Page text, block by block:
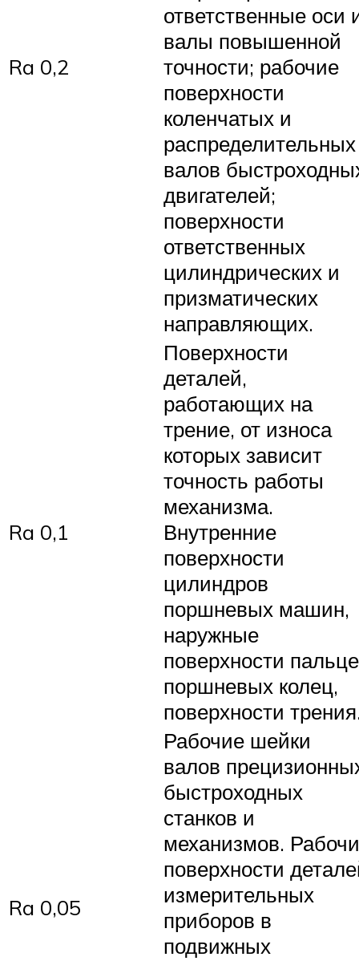
Ra 0,2
ответственные оси
валы повышенной
точности; рабочие
поверхности
коленчатых и
распределительных
валов
двигателей;
поверхности
ответственных
цилиндрических и
призматических
направляющих.
Ra 0,1
Поверхности
деталей,
работающих на
трение, от износа
которых зависит
точность работы
механизма.
Внутренние
поверхности
цилиндров
поршневых машин,
наружные
поверхности
поршневых колец,
поверхности
Ra 0,05
Рабочие шейки
валов
быстроходных
станков и
механизмов.
поверхности
измерительных
приборов в
подвижных